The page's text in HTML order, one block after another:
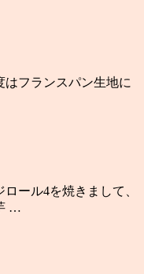
フランスパン生地に
ール4を焼きまして、
…